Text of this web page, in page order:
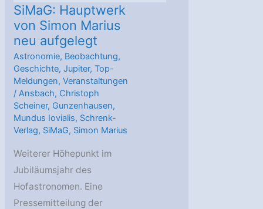
SiMaG: Hauptwerk
von Simon Marius
neu aufgelegt
Astronomie, Beobachtung,
Geschichte,Jupiter,Top-
Meldungen,Veranstaltungen
/Ansbach, Christoph
Scheiner, Gunzenhausen,
Mundus Iovialis, Schrenk-
Verlag, SiMaG, Simon Marius
Weiterer Höhepunkt im
Jubiläumsjahr des
Hofastronomen. Eine
Pressemitteilung der